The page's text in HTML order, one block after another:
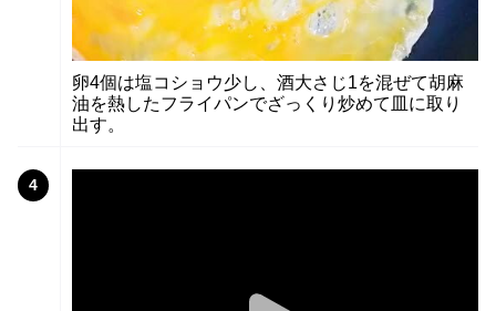
卵4個は塩コショウ少し、酒大さじ1を混ぜて胡麻
油を熱したフライパンでざっくり炒めて皿に取り
出す。
4